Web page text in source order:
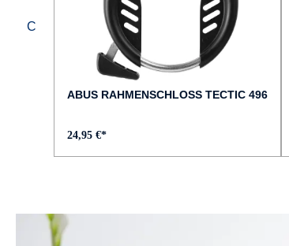
ABUS RAHMENSCHLOSS TECTIC 496
24,95 €*